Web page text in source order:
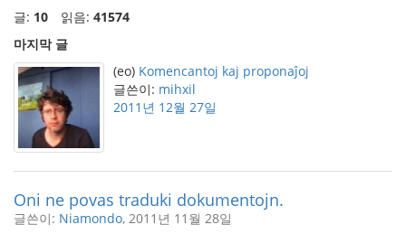
글: 10 읽음: 41574
마지막 글
(eo) Komencantoj kaj proponaĵoj
글쓴이: mihxil
2011년 12월 27일
Oni ne povas traduki dokumentojn.
글쓴이: Niamondo, 2011년 11월 28일